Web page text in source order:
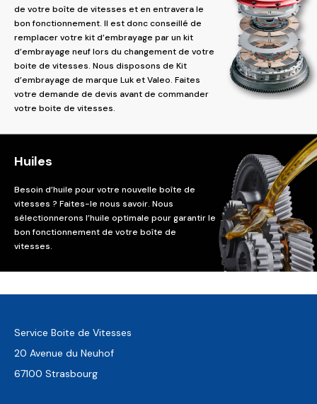
de votre boîte de vitesses et en entravera le
bon fonctionnement. Il est donc conseillé de
remplacer votre kit d’embrayage par un kit
d’embrayage neuf lors du changement de votre
boite de vitesses. Nous disposons de Kit
d’embrayage de marque Luk et Valeo. Faites
votre demande de devis avant de commander
votre boite de vitesses.
Huiles
Besoin d’huile pour votre nouvelle boîte de
vitesses ? Faites-le nous savoir. Nous
sélectionnerons l’huile optimale pour garantir le
bon fonctionnement de votre boîte de
vitesses.
Service Boite de Vitesses
20 Avenue du Neuhof
67100 Strasbourg